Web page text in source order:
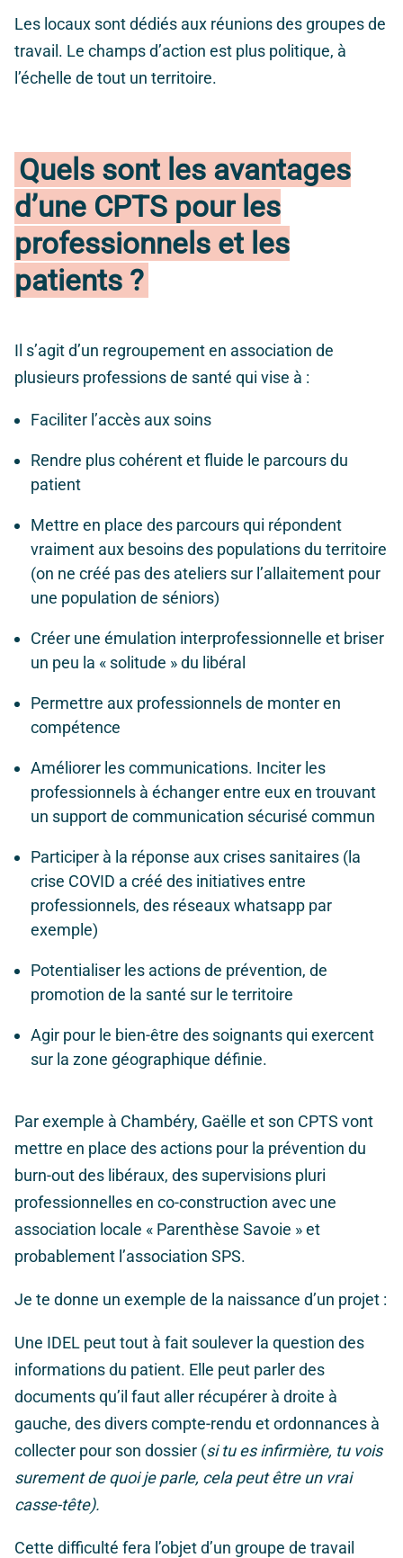
Les locaux sont dédiés aux réunions des groupes de
travail. Le champs d’action est plus politique, à
l’échelle de tout un territoire.
Quels sont les avantages
d’une CPTS pour les
professionnels et les
patients ?
Il s’agit d’un regroupement en association de
plusieurs professions de santé qui vise à :
Faciliter l’accès aux soins
Rendre plus cohérent et fluide le parcours du
patient
Mettre en place des parcours qui répondent
vraiment aux besoins des populations du territoire
(on ne créé pas des ateliers sur l’allaitement pour
une population de séniors)
Créer une émulation interprofessionnelle et briser
un peu la « solitude » du libéral
Permettre aux professionnels de monter en
compétence
Améliorer les communications. Inciter les
professionnels à échanger entre eux en trouvant
un support de communication sécurisé commun
Participer à la réponse aux crises sanitaires (la
crise COVID a créé des initiatives entre
professionnels, des réseaux whatsapp par
exemple)
Potentialiser les actions de prévention, de
promotion de la santé sur le territoire
Agir pour le bien-être des soignants qui exercent
sur la zone géographique définie.
Par exemple à Chambéry, Gaëlle et son CPTS vont
mettre en place des actions pour la prévention du
burn-out des libéraux, des supervisions pluri
professionnelles en co-construction avec une
association locale « Parenthèse Savoie » et
probablement l’association SPS.
Je te donne un exemple de la naissance d’un projet :
Une IDEL peut tout à fait soulever la question des
informations du patient. Elle peut parler des
documents qu’il faut aller récupérer à droite à
gauche, des divers compte-rendu et ordonnances à
collecter pour son dossier (si tu es infirmière, tu vois
surement de quoi je parle, cela peut être un vrai
casse-tête).
Cette difficulté fera l’objet d’un groupe de travail